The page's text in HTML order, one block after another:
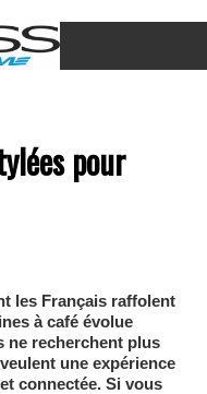
pour
les Français raffolent
à café évolue
ne recherchent plus
une expérience
connectée. Si vous